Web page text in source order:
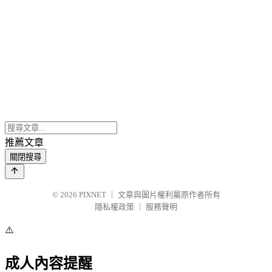
推薦文章
關閉搜尋
© 2026 PIXNET
文章與圖片權利屬原作者所有
隱私權政策
服務聲明
⚠️
成人內容提醒